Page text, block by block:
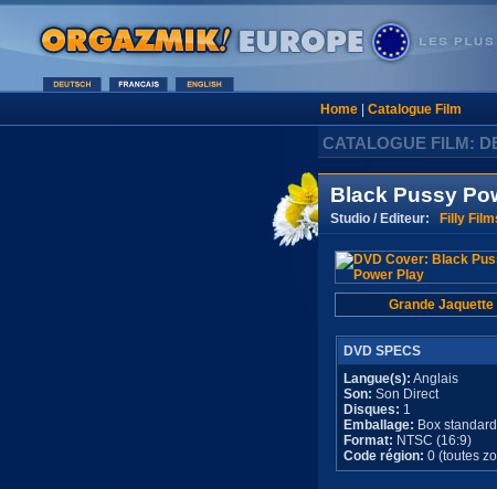
Home| Catalogue Film
CATALOGUE FILM:
Black Pussy
Studio / Editeur: Filly
Grande Jaquette
DVD SPECS
Langue(s): Anglais
Son: Son Direct
Disques: 1
Emballage: Box standard
Format: NTSC (16:9)
Code région: 0 (toutes